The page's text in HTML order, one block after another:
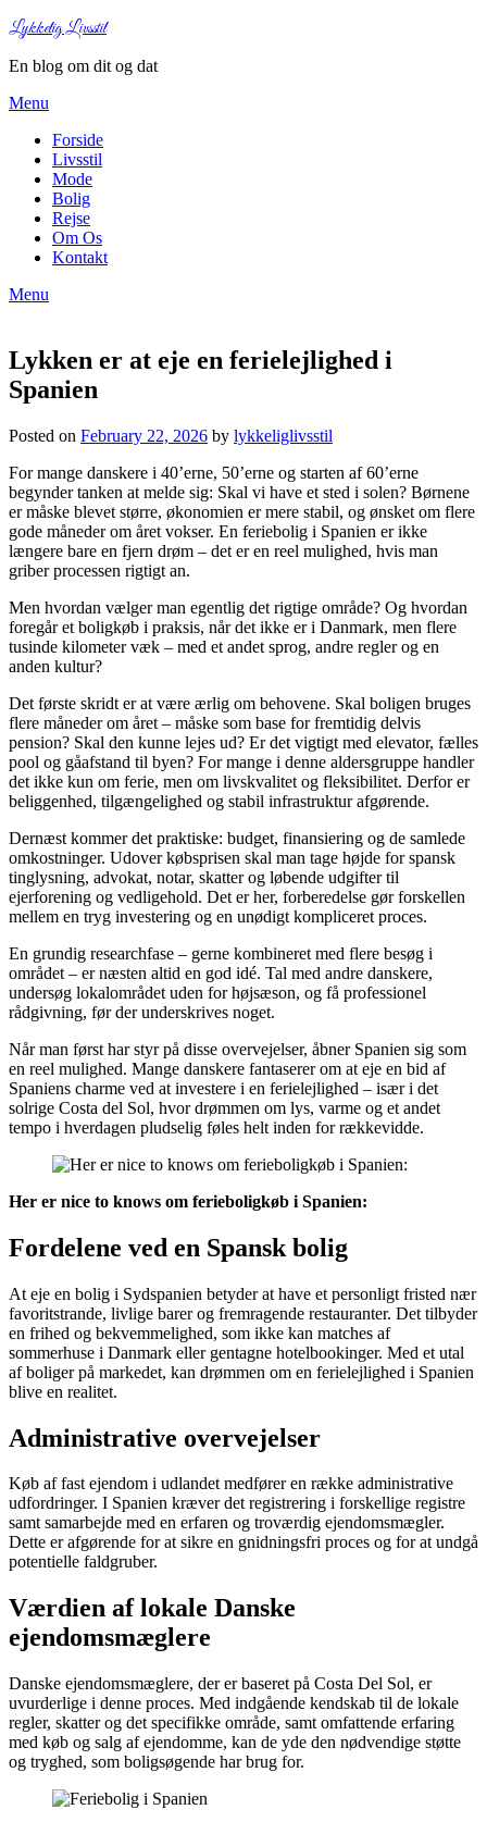
Lykkelig Livsstil
En blog om dit og dat
Menu
Forside
Livsstil
Mode
Bolig
Rejse
Om Os
Kontakt
Menu
Lykken er at eje en ferielejlighed i
Spanien
Posted on February 22, 2026 by lykkeliglivsstil
For mange danskere i 40’erne, 50’erne og starten af 60’erne
begynder tanken at melde sig: Skal vi have et sted i solen? Børnene
er måske blevet større, økonomien er mere stabil, og ønsket om flere
gode måneder om året vokser. En feriebolig i Spanien er ikke
længere bare en fjern drøm – det er en reel mulighed, hvis man
griber processen rigtigt an.
Men hvordan vælger man egentlig det rigtige område? Og hvordan
foregår et boligkøb i praksis, når det ikke er i Danmark, men flere
tusinde kilometer væk – med et andet sprog, andre regler og en
anden kultur?
Det første skridt er at være ærlig om behovene. Skal boligen bruges
flere måneder om året – måske som base for fremtidig delvis
pension? Skal den kunne lejes ud? Er det vigtigt med elevator, fælles
pool og gåafstand til byen? For mange i denne aldersgruppe handler
det ikke kun om ferie, men om livskvalitet og fleksibilitet. Derfor er
beliggenhed, tilgængelighed og stabil infrastruktur afgørende.
Dernæst kommer det praktiske: budget, finansiering og de samlede
omkostninger. Udover købsprisen skal man tage højde for spansk
tinglysning, advokat, notar, skatter og løbende udgifter til
ejerforening og vedligehold. Det er her, forberedelse gør forskellen
mellem en tryg investering og en unødigt kompliceret proces.
En grundig researchfase – gerne kombineret med flere besøg i
området – er næsten altid en god idé. Tal med andre danskere,
undersøg lokalområdet uden for højsæson, og få professionel
rådgivning, før der underskrives noget.
Når man først har styr på disse overvejelser, åbner Spanien sig som
en reel mulighed. Mange danskere fantaserer om at eje en bid af
Spaniens charme ved at investere i en ferielejlighed – især i det
solrige Costa del Sol, hvor drømmen om lys, varme og et andet
tempo i hverdagen pludselig føles helt inden for rækkevidde.
Her er nice to knows om ferieboligkøb i Spanien:
Fordelene ved en Spansk bolig
At eje en bolig i Sydspanien betyder at have et personligt fristed nær
favoritstrande, livlige barer og fremragende restauranter. Det tilbyder
en frihed og bekvemmelighed, som ikke kan matches af
sommerhuse i Danmark eller gentagne hotelbookinger. Med et utal
af boliger på markedet, kan drømmen om en ferielejlighed i Spanien
blive en realitet.
Administrative overvejelser
Køb af fast ejendom i udlandet medfører en række administrative
udfordringer. I Spanien kræver det registrering i forskellige registre
samt samarbejde med en erfaren og troværdig ejendomsmægler.
Dette er afgørende for at sikre en gnidningsfri proces og for at undgå
potentielle faldgruber.
Værdien af lokale Danske
ejendomsmæglere
Danske ejendomsmæglere, der er baseret på Costa Del Sol, er
uvurderlige i denne proces. Med indgående kendskab til de lokale
regler, skatter og det specifikke område, samt omfattende erfaring
med køb og salg af ejendomme, kan de yde den nødvendige støtte
og tryghed, som boligsøgende har brug for.